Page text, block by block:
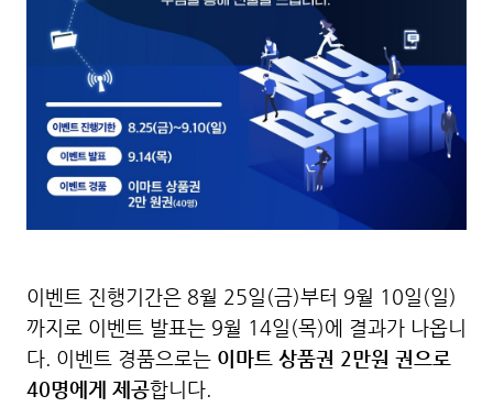
이벤트 진행기간은 8월 25일(금)부터 9월 10일(일)
까지로 이벤트 발표는 9월 14일(목)에 결과가 나옵니
다. 이벤트 경품으로는 이마트 상품권 2만원 권으로
40명에게 제공합니다.